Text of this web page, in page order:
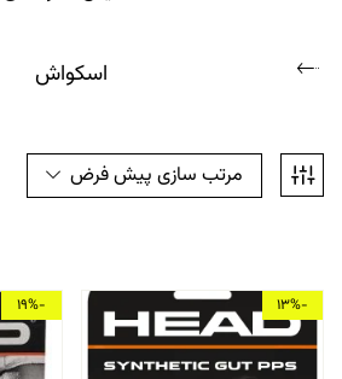
اسکواش
مرتب سازی پیش فرض
-13%
-19%